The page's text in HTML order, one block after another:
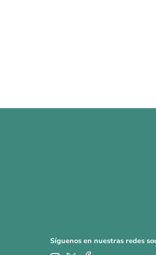
Síguenos en nuestras redes